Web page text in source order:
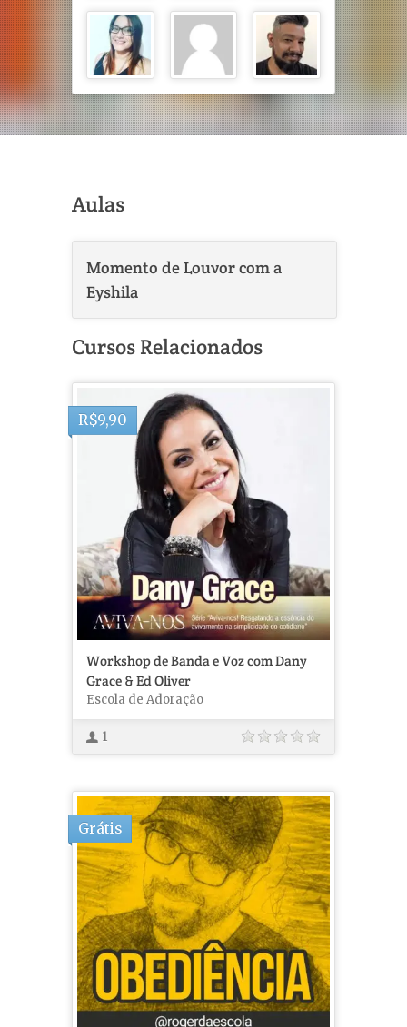
Aulas
Momento de Louvor com a
Eyshila
Cursos Relacionados
R$9,90
Workshop de Banda e Voz com Dany
Grace & Ed Oliver
Escola de Adoração
1
Grátis